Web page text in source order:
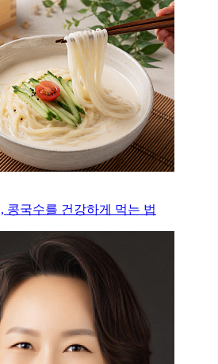
콩국수를 건강하게 먹는 법